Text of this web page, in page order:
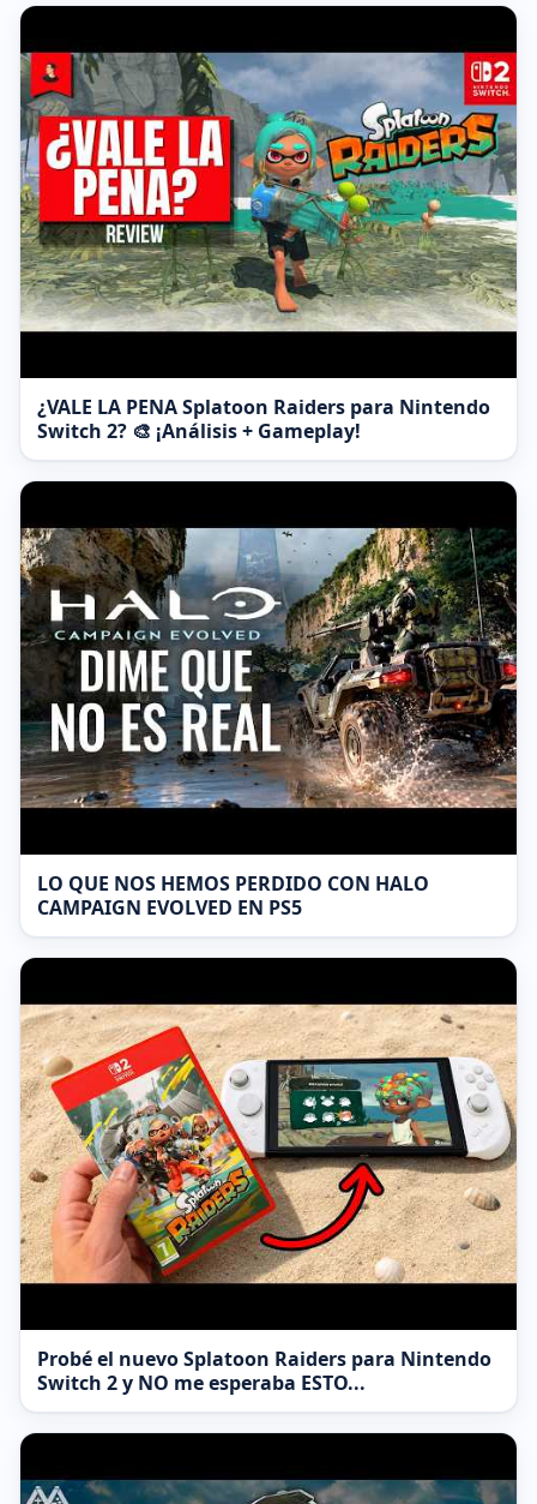
¿VALE LA PENA Splatoon Raiders para Nintendo
Switch 2? 🎨 ¡Análisis + Gameplay!
LO QUE NOS HEMOS PERDIDO CON HALO
CAMPAIGN EVOLVED EN PS5
Probé el nuevo Splatoon Raiders para Nintendo
Switch 2 y NO me esperaba ESTO...